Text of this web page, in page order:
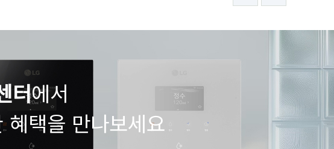
터에서
택을 만나보세요